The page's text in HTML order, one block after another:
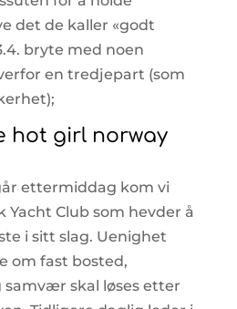
det de kaller «godt
bryte med noen
en tredjepart (som
hot girl norway
ettermiddag kom vi
Yacht Club som hevder å
i sitt slag. Uenighet
om fast bosted,
samvær skal løses etter